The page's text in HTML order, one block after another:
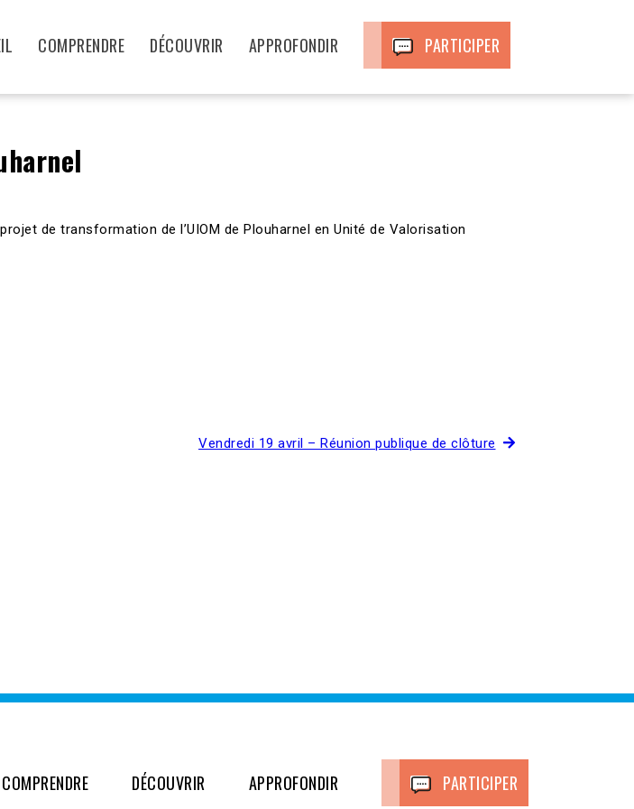
COMPRENDRE DÉCOUVRIR APPROFONDIR PARTICIPER
de transformation de l’UIOM de Plouharnel en Unité de Valorisation
Vendredi 19 avril – Réunion publique de clôture
COMPRENDRE DÉCOUVRIR APPROFONDIR PARTICIPER